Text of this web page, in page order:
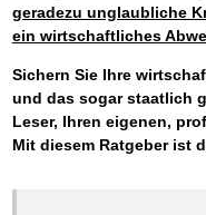
geradezu unglaubliche
ein wirtschaftliches
Sichern Sie Ihre
und das sogar staatlich
Leser, Ihren eigenen,
Mit diesem Ratgeber ist